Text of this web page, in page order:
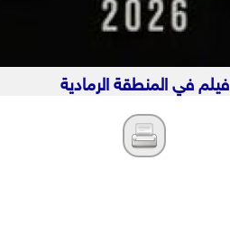
فيلم في المنطقة الرمادية